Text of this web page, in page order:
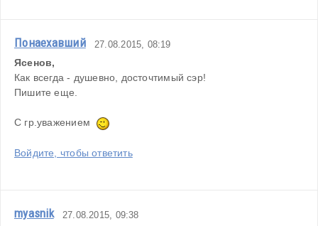
Понаехавший 27.08.2015, 08:19
Ясенов,
Как всегда - душевно, досточтимый сэр!
Пишите еще.
С гр.уважением
Войдите, чтобы ответить
myasnik 27.08.2015, 09:38